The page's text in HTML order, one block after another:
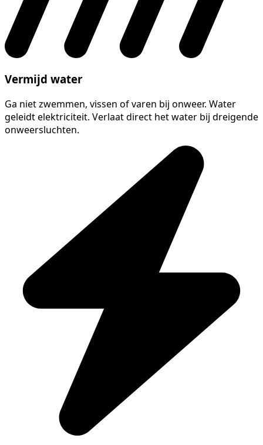
Vermijd water
Ga niet zwemmen, vissen of varen bij onweer. Water
geleidt elektriciteit. Verlaat direct het water bij dreigende
onweersluchten.